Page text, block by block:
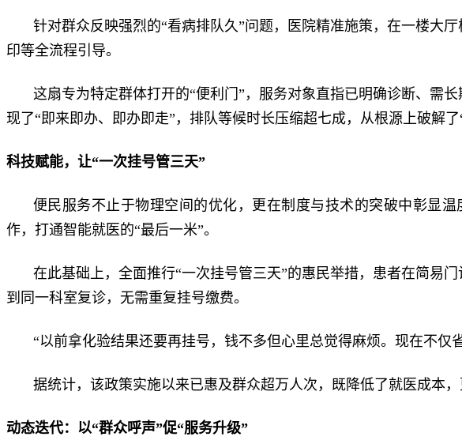
针对群众反映强烈的“看病排队久”问题，医院精准施策，在一楼大
印等全流程引导。
这扇专为特定群体打开的“便利门”，服务对象直指已明确诊断、需
现了“即来即办、即办即走”，排队等候时长压缩超七成，从根源上破解了
科技赋能，让“一次挂号管三天”
便民服务不止于物理空间的优化，更在制度与技术的突破中彰显
作，打通智能就医的“最后一米”。
在此基础上，全面推行“一次挂号管三天”的惠民举措，患者在简易
到同一科室复诊，无需重复挂号缴费。
“以前拿化验结果还要再挂号，钱不多但心里总觉得麻烦。现在不仅
据统计，该政策实施以来已惠及群众超万人次，既降低了就医成本，
动态迭代：以“群众呼声”促“服务升级”